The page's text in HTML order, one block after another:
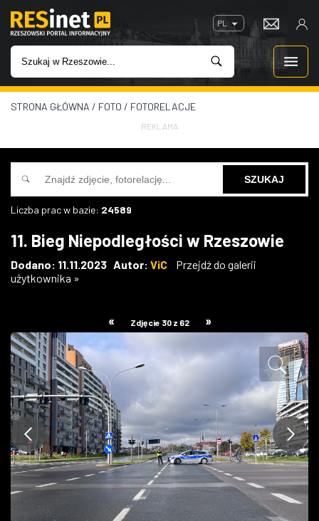
PL
WIADOMOŚCI
INWESTYCJE
IMPREZY
W KINACH
ZDJĘCIA
W RZESZOWIE
STRONA GŁÓWNA / FOTO / FOTORELACJE
REKLAMA
Liczba prac w bazie: 24589
11. Bieg Niepodległości w Rzeszowie
Dodano: 11.11.2023 Autor: ViC
Przejdź do galerii
użytkownika »
« Zdjęcie 30 z 62 »